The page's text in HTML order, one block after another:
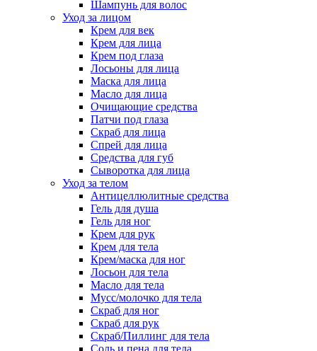
Шампунь для волос
Уход за лицом
Крем для век
Крем для лица
Крем под глаза
Лосьоны для лица
Маска для лица
Масло для лица
Очищающие средства
Патчи под глаза
Скраб для лица
Спрей для лица
Средства для губ
Сыворотка для лица
Уход за телом
Антицеллюлитные средства
Гель для душа
Гель для ног
Крем для рук
Крем для тела
Крем/маска для ног
Лосьон для тела
Масло для тела
Мусс/молочко для тела
Скраб для ног
Скраб для рук
Скраб/Пиллинг для тела
Соль и пена для тела